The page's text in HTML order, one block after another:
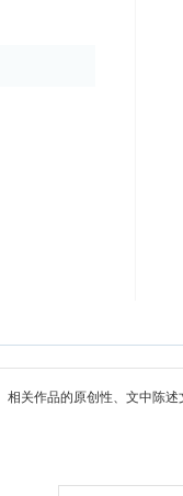
关作品的原创性、文中陈